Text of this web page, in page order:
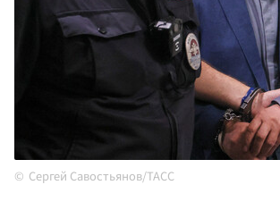
Сергей Савостьянов/ТАСС